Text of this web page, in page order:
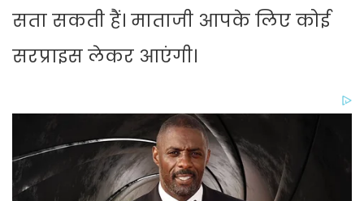
सता सकती हैं। माताजी आपके लिए कोई
सरप्राइस लेकर आएंगी।